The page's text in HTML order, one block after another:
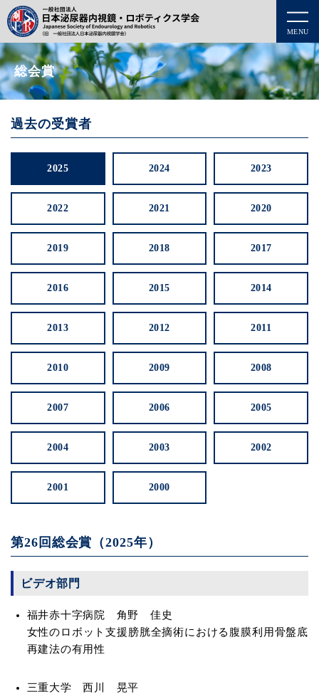
MENU
総会賞
過去の受賞者
2025 2024 2023
2022 2021 2020
2019 2018 2017
2016 2015 2014
2013 2012 2011
2010 2009 2008
2007 2006 2005
2004 2003 2002
2001 2000
第26回総会賞（2025年）
ビデオ部門
福井赤十字病院 角野 佳史
女性のロボット支援膀胱全摘術における腹膜利用骨盤底
再建法の有用性
三重大学 西川 晃平